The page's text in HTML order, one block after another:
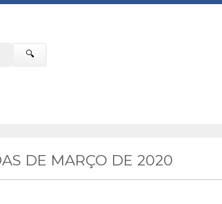
🔍
DE MARÇO DE 2020